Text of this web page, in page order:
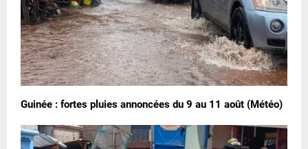
Guinée : fortes pluies annoncées du 9 au 11 août (Météo)